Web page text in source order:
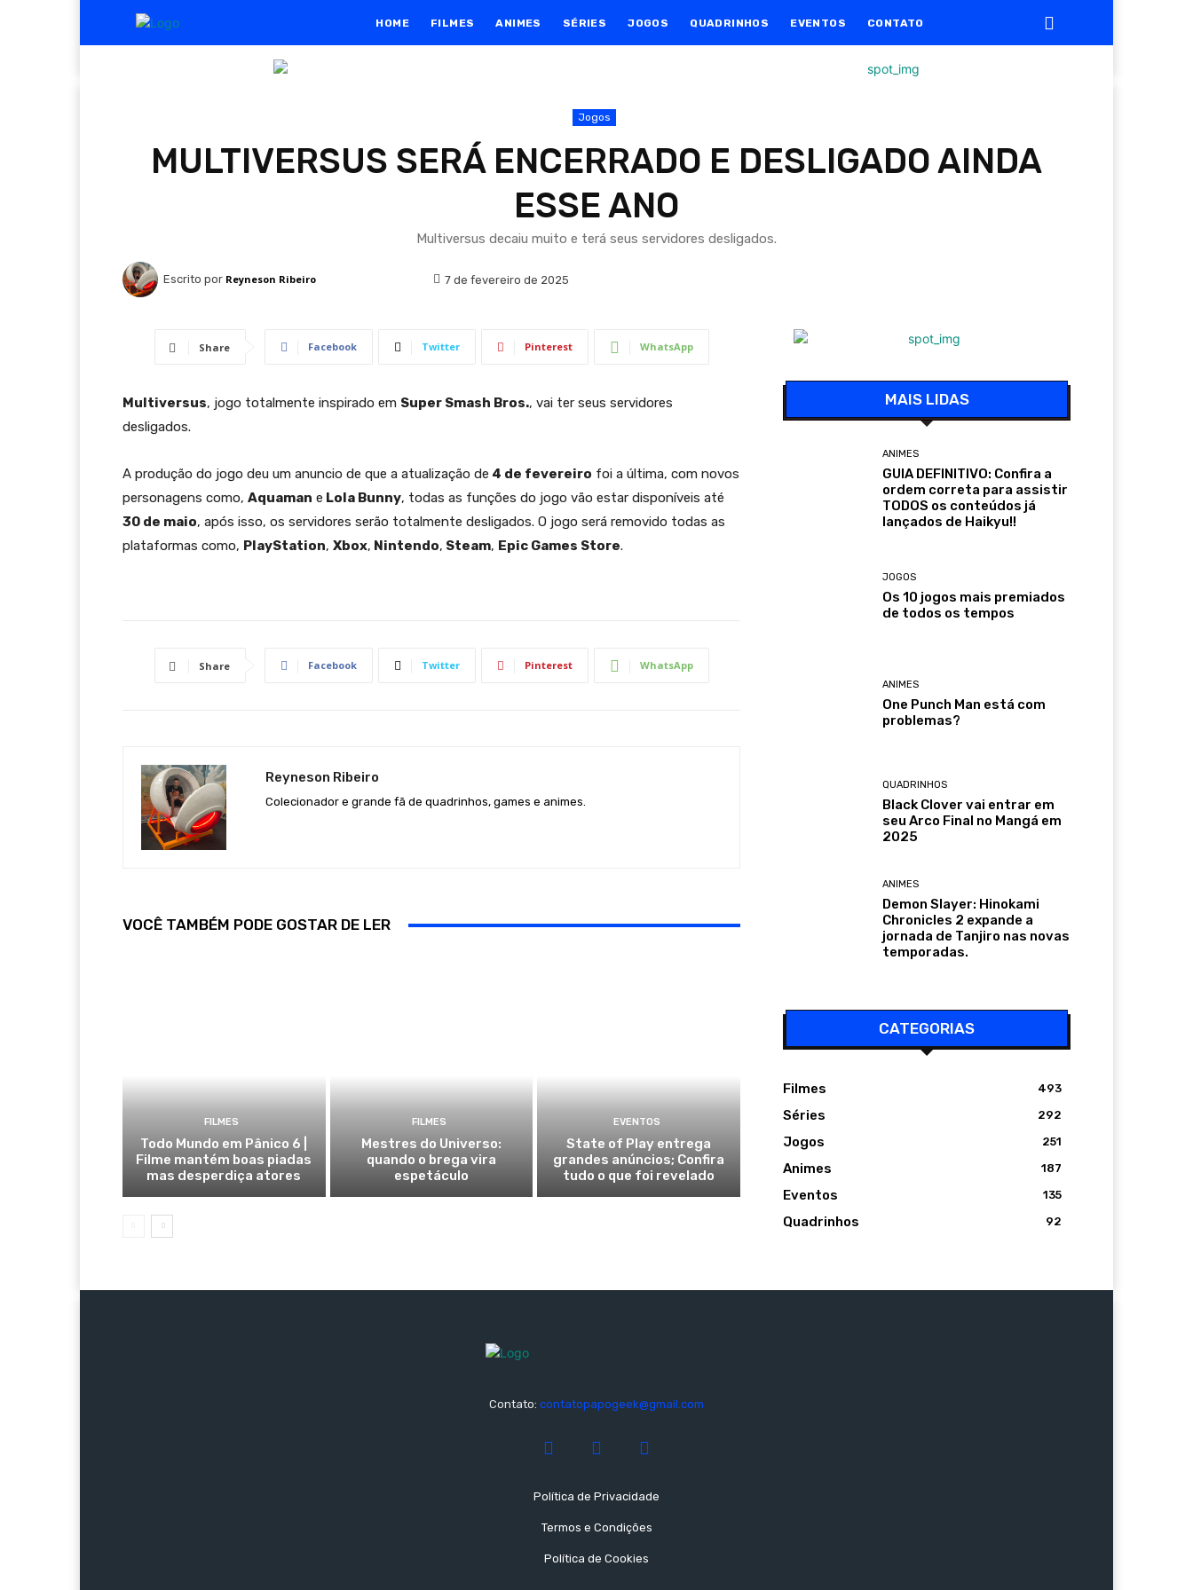
HOME FILMES ANIMES SÉRIES JOGOS QUADRINHOS EVENTOS CONTATO
Jogos
MULTIVERSUS SERÁ ENCERRADO E DESLIGADO AINDA
ESSE ANO
Multiversus decaiu muito e terá seus servidores desligados.
Escrito por Reyneson Ribeiro 7 de fevereiro de 2025
Share Facebook Twitter Pinterest WhatsApp
Multiversus, jogo totalmente inspirado em Super Smash Bros., vai ter seus servidores
desligados.
A produção do jogo deu um anuncio de que a atualização de 4 de fevereiro foi a última, com novos
personagens como, Aquaman e Lola Bunny, todas as funções do jogo vão estar disponíveis até
30 de maio, após isso, os servidores serão totalmente desligados. O jogo será removido todas as
plataformas como, PlayStation, Xbox, Nintendo, Steam, Epic Games Store.
Share Facebook Twitter Pinterest WhatsApp
Reyneson Ribeiro
Colecionador e grande fã de quadrinhos, games e animes.
VOCÊ TAMBÉM PODE GOSTAR DE LER
FILMES
Todo Mundo em Pânico 6 |
Filme mantém boas piadas
mas desperdiça atores
FILMES
Mestres do Universo:
quando o brega vira
espetáculo
EVENTOS
State of Play entrega
grandes anúncios; Confira
tudo o que foi revelado
MAIS LIDAS
ANIMES
GUIA DEFINITIVO: Confira a
ordem correta para assistir
TODOS os conteúdos já
lançados de Haikyu!!
JOGOS
Os 10 jogos mais premiados
de todos os tempos
ANIMES
One Punch Man está com
problemas?
QUADRINHOS
Black Clover vai entrar em
seu Arco Final no Mangá em
2025
ANIMES
Demon Slayer: Hinokami
Chronicles 2 expande a
jornada de Tanjiro nas novas
temporadas.
CATEGORIAS
Filmes 493
Séries 292
Jogos 251
Animes 187
Eventos 135
Quadrinhos 92
Contato: contatopapogeek@gmail.com
Política de Privacidade
Termos e Condições
Política de Cookies